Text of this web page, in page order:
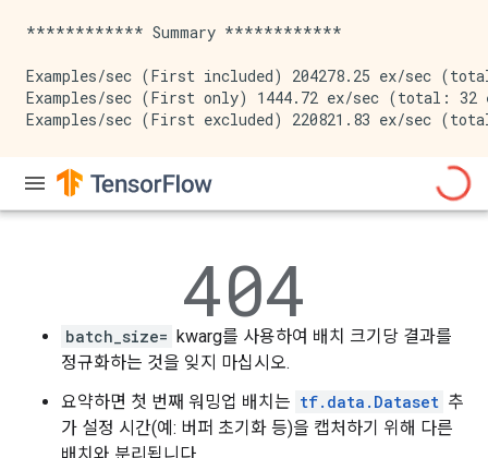
************ Summary ************
Examples/sec (First included) 204278.25 ex/sec
Examples/sec (First only) 1444.72 ex/sec (total: 32
batch_size= kwarg를 사용하여 배치 크기당 결과를
정규화하는 것을 잊지 마십시오.
요약하면 첫 번째 워밍업 배치는 tf.data.Dataset 추
가 설정 시간(예: 버퍼 초기화 등)을 캡처하기 위해 다른